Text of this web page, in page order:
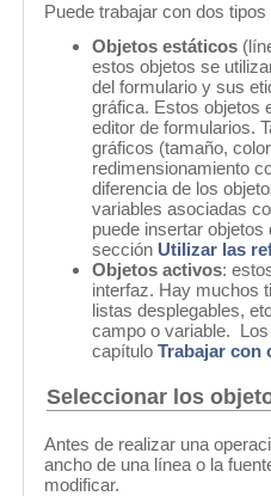
Puede trabajar con dos
Objetos estáticos
estos objetos se
del formulario y sus
gráfica. Estos objetos
editor de formularios.
gráficos (tamaño,
redimensionamiento
diferencia de los
variables asociadas
puede insertar
sección Utilizar las
Objetos activos:
interfaz. Hay muchos
listas desplegables,
campo o variable.
capítulo Trabajar con
Seleccionar los
Antes de realizar una
ancho de una línea o la
modificar.